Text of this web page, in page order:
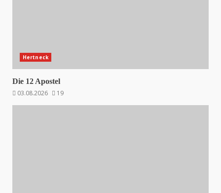
Hertneck
Die 12 Apostel
03.08.2026
19